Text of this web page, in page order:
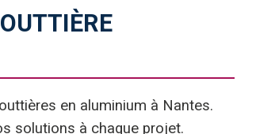
en aluminium à Nantes.
solutions à chaque projet.